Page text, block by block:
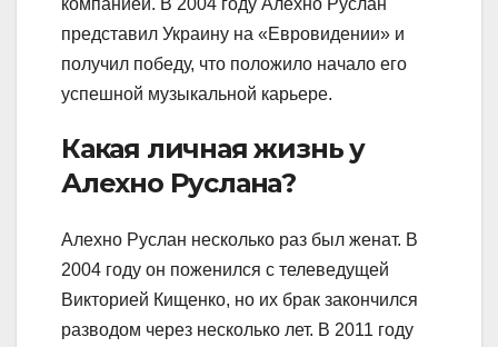
компанией. В 2004 году Алехно Руслан
представил Украину на «Евровидении» и
получил победу, что положило начало его
успешной музыкальной карьере.
Какая личная жизнь у
Алехно Руслана?
Алехно Руслан несколько раз был женат. В
2004 году он поженился с телеведущей
Викторией Кищенко, но их брак закончился
разводом через несколько лет. В 2011 году